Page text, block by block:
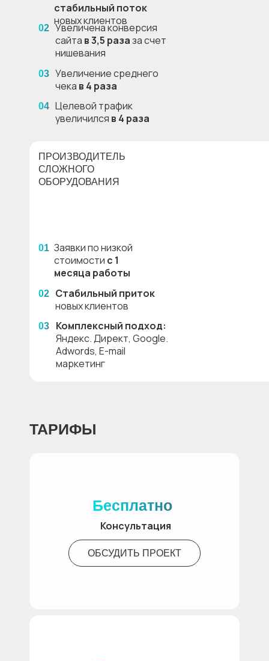
Целевой трафик
увеличился в 4 раза
04
Увеличение среднего
чека в 4 раза
03
Увеличена конверсия
сайта в 3,5 разаза счет
нишевания
02
Комплексный подход:
Яндекс. Директ, Google.
Adwords, E-mail
маркетинг
03
Стабильный приток
новых клиентов
02
Заявки по низкой
стоимости с 1
месяца работы
01
стабильный поток
новых клиентов
ПРОИЗВОДИТЕЛЬ
СЛОЖНОГО
ОБОРУДОВАНИЯ
ТАРИФЫ
Консультация
Бесплатно
ОБСУДИТЬ ПРОЕКТ